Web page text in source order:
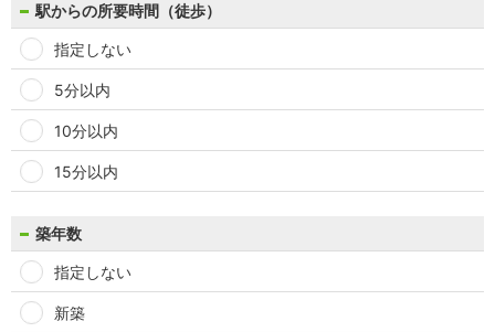
駅からの所要時間（徒歩）
指定しない
5分以内
10分以内
15分以内
築年数
指定しない
新築